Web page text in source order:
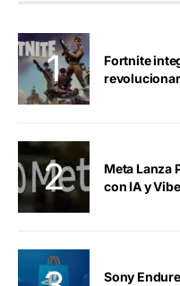
Fortnite
Meta Lanza
con IA y
Sony